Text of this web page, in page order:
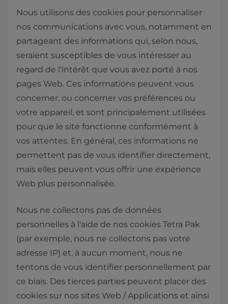
Nous utilisons des cookies pour personnaliser
nos communications avec vous, notamment en
partageant des informations qui, selon nous,
seraient susceptibles de vous intéresser au
regard de l'intérêt que vous avez porté à nos
pages Web. Ces informations peuvent vous
concerner, ou concerner vos préférences ou
votre appareil, et sont principalement utilisées
pour que le site fonctionne conformément à
vos attentes. En général, ces informations ne
permettent pas de vous identifier directement,
mais elles peuvent vous offrir une expérience
Web plus personnalisée.
Nous ne collectons pas de données
personnelles à l'aide de nos cookies Tetra Pak
(par exemple, nous ne collectons pas votre
adresse IP) et, à aucun moment, nous ne
tentons de vous identifier personnellement par
ce biais. Des tierces parties peuvent placer des
cookies sur nos sites Web / Applications et ainsi